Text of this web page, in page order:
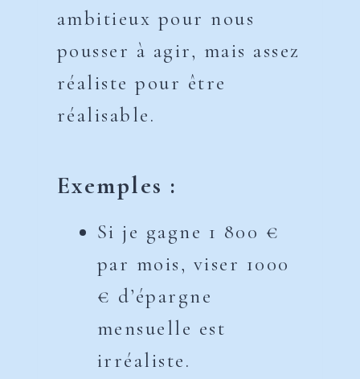
ambitieux pour nous
pousser à agir, mais assez
réaliste pour être
réalisable.
Exemples :
Si je gagne 1 800 €
par mois, viser 1000
€ d’épargne
mensuelle est
irréaliste.